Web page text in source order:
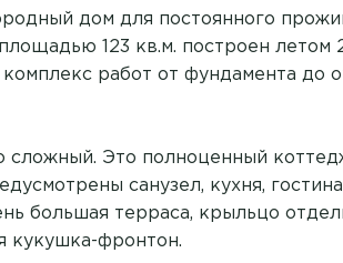
дом для постоянного
123 кв.м. построен летом
комплекс работ от фундамента до
сложный. Это полноценный
санузел, кухня,
большая терраса, крыльцо
кукушка-фронтон.